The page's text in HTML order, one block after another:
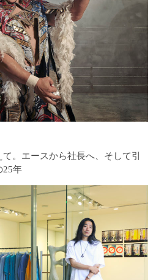
。エースから社長へ、そして引
25年